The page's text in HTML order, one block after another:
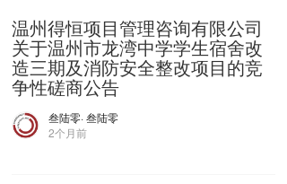
温州得恒项目管理咨询有限公司
关于温州市龙湾中学学生宿舍改
造三期及消防安全整改项目的竞
争性磋商公告
叁陆零· 叁陆零
2个月前